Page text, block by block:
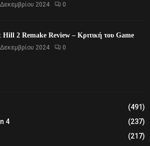
2024 0
Hill 2 Remake Review – Κριτική του Game
2024 0
(491)
4
(237)
(217)